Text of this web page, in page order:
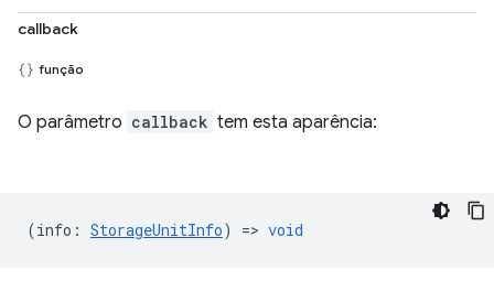
callback
função
O parâmetro callback tem esta aparência:
(info : StorageUnitInfo) => void